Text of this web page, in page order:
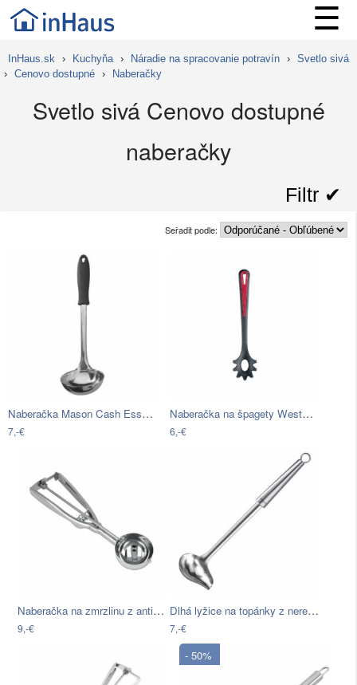
☰
InHaus.sk › Kuchyňa › Náradie na spracovanie potravín › Svetlo sivá
› Cenovo dostupné › Naberačky
Svetlo sivá Cenovo dostupné
naberačky
Filtr ✔︎
Seřadit podle:
Naberačka Mason Cash Essentials
7,-€
Naberačka na špagety Westmark Gallant
6,-€
Naberačka na zmrzlinu z antikoro ocele…
9,-€
Dlhá lyžice na topánky z nerezovej…
7,-€
- 50%